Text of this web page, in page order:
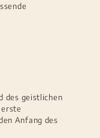
des geistlichen
Anfang des